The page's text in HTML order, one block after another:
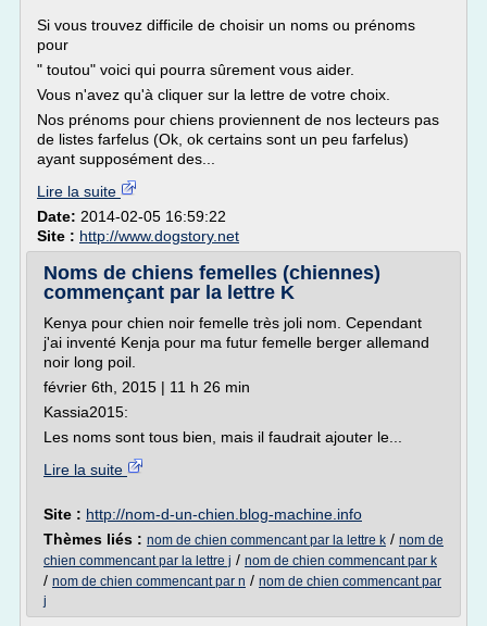
Si vous trouvez difficile de choisir un noms ou prénoms
pour
" toutou" voici qui pourra sûrement vous aider.
Vous n'avez qu'à cliquer sur la lettre de votre choix.
Nos prénoms pour chiens proviennent de nos lecteurs pas
de listes farfelus (Ok, ok certains sont un peu farfelus)
ayant supposément des...
Lire la suite
Date: 2014-02-05 16:59:22
Site : http://www.dogstory.net
Noms de chiens femelles (chiennes)
commençant par la lettre K
Kenya pour chien noir femelle très joli nom. Cependant
j'ai inventé Kenja pour ma futur femelle berger allemand
noir long poil.
février 6th, 2015 | 11 h 26 min
Kassia2015:
Les noms sont tous bien, mais il faudrait ajouter le...
Lire la suite
Site : http://nom-d-un-chien.blog-machine.info
Thèmes liés : nom de chien commencant par la lettre k / nom de
chien commencant par la lettre j / nom de chien commencant par k
/ nom de chien commencant par n / nom de chien commencant par
j